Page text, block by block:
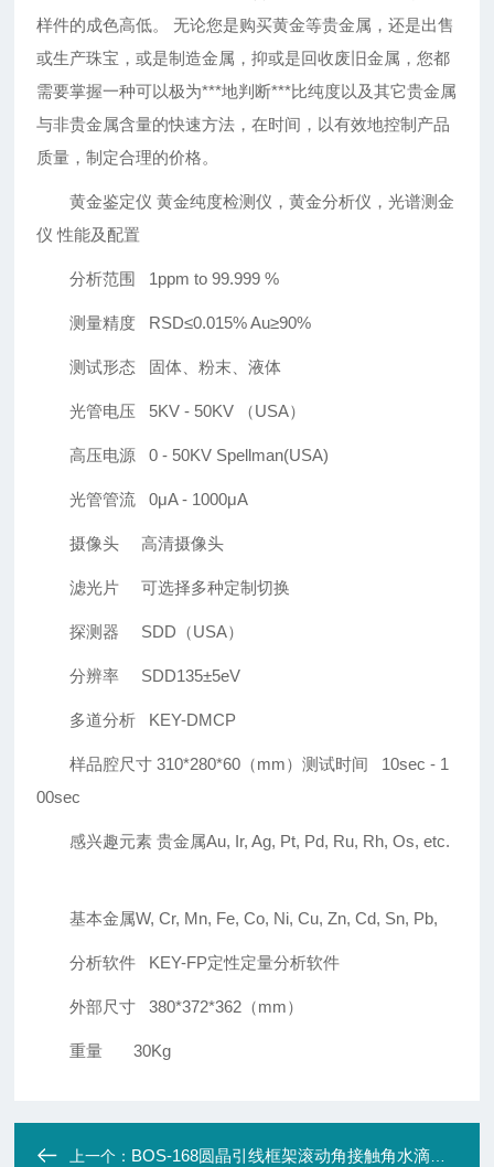
样件的成色高低。 无论您是购买黄金等贵金属，还是出售
或生产珠宝，或是制造金属，抑或是回收废旧金属，您都
需要掌握一种可以极为***地判断***比纯度以及其它贵金属
与非贵金属含量的快速方法，在时间，以有效地控制产品
质量，制定合理的价格。
黄金鉴定仪 黄金纯度检测仪，黄金分析仪，光谱测金
仪 性能及配置
分析范围 1ppm to 99.999 %
测量精度 RSD≤0.015% Au≥90%
测试形态 固体、粉末、液体
光管电压 5KV - 50KV （USA）
高压电源 0 - 50KV Spellman(USA)
光管管流 0μA - 1000μA
摄像头 高清摄像头
滤光片 可选择多种定制切换
探测器 SDD（USA）
分辨率 SDD135±5eV
多道分析 KEY-DMCP
样品腔尺寸 310*280*60（mm）测试时间 10sec - 1
00sec
感兴趣元素 贵金属Au, Ir, Ag, Pt, Pd, Ru, Rh, Os, etc.
基本金属W, Cr, Mn, Fe, Co, Ni, Cu, Zn, Cd, Sn, Pb,
分析软件 KEY-FP定性定量分析软件
外部尺寸 380*372*362（mm）
重量 30Kg
上一个： BOS-168圆晶引线框架滚动角接触角水滴角测量仪